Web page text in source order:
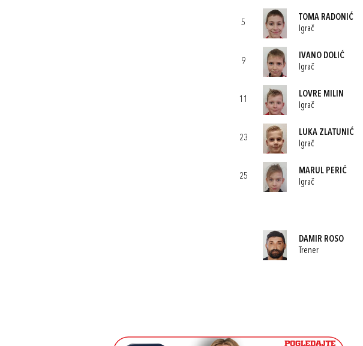
5
TOMA RADONIĆ
Igrač
9
IVANO DOLIĆ
Igrač
11
LOVRE MILIN
Igrač
23
LUKA ZLATUNIĆ
Igrač
25
MARUL PERIĆ
Igrač
DAMIR ROSO
Trener